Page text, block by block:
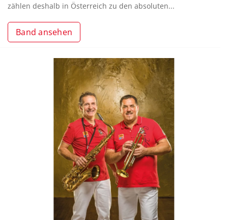
zählen deshalb in Österreich zu den absoluten...
Band ansehen